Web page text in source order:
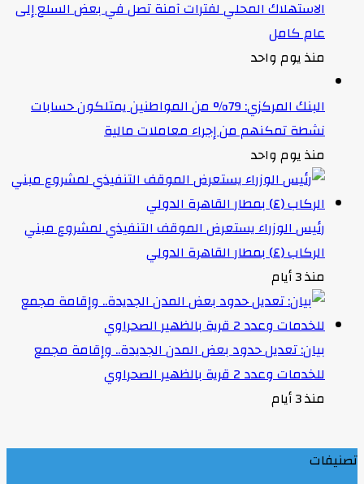
الاستهلاك المحلي لفترات آمنة تصل في بعض السلع إلى
عام كامل
منذ يوم واحد
البنك المركزي: 79% من المواطنين يمتلكون حسابات
نشطة تمكنهم من إجراء معاملات مالية
منذ يوم واحد
رئيس الوزراء يستعرض الموقف التنفيذي لمشروع مبني
الركاب (٤) بمطار القاهرة الدولي
منذ 3 أيام
بيان: تعديل حدود بعض المدن الجديدة.. وإقامة مجمع
للخدمات وعدد 2 قرية بالظهير الصحراوي
منذ 3 أيام
تصنيفات